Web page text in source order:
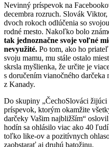
Nevinný príspevok na
decembra rozruch. Slovák
dvoch rokoch odlúčenia so
rodné mesto. Nakoľko bolo
tak jednoznačne svoje voľné
nevyužité. Po tom, ako ho
svoju mamu, mu stále ostalo
skrsla myšlienka, že určite je
s doručením vianočného darčeka
z Kanady.
Do skupiny „ČechoSlováci žijúci
príspevok, ktorým okamžite
darčeky Vašim najbližším“
hodín sa ohlásilo viac ako 40
toľko like-ov a pozitívnych
zaobstarať aj druhú batožinu.